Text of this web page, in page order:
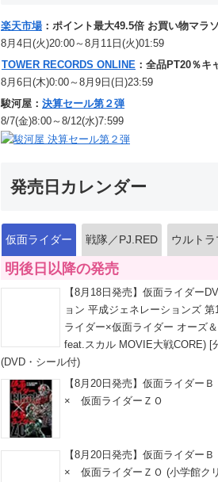
楽天市場 ：ポイント最大49.5倍 お買い物マラ
8月4日(火)20:00～8月11日(火)01:59
TOWER RECORDS ONLINE ：全品PT20％キ
8月6日(木)0:00～8月9日(日)23:59
駿河屋： 決算セール第２弾
8/7(金)8:00～8/12(水)7:599
発売日カレンダー
仮面ライダー 戦隊／PJ.RED ウルトラ
明後日以降の発売
【8月18日発売】仮面ライダー
ョン 平成ジェネレーションズ 第
ライダー×仮面ライダー オーズ
feat.スカル MOVIE大戦CORE) [
(DVD・シール付)
【8月20日発売】仮面ライダー
× 仮面ライダーＺＯ
【8月20日発売】仮面ライダー
× 仮面ライダーＺＯ (小学館ク